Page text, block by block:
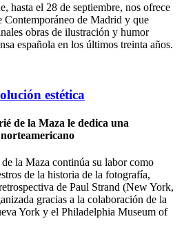
hasta el 28 de septiembre, nos ofrece
de Madrid y que
obras de ilustración y humor
española en los últimos treinta años.
estética
de la Maza le dedica una
la Maza continúa su labor como
de la historia de la fotografía,
de Paul Strand (New York,
gracias a la colaboración de la
York y el Philadelphia Museum of